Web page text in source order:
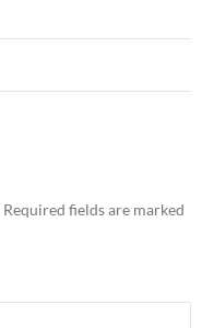
Required fields are marked